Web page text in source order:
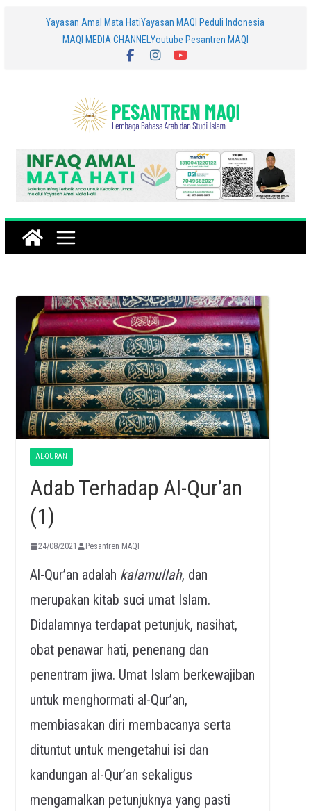
Yayasan Amal Mata HatiYayasan MAQI Peduli Indonesia
MAQI MEDIA CHANNEL Youtube Pesantren MAQI
AL-QURAN
Adab Terhadap Al-Qur’an
(1)
24/08/2021 Pesantren MAQI
Al-Qur’an adalah kalamullah, dan
merupakan kitab suci umat Islam.
Didalamnya terdapat petunjuk, nasihat,
obat penawar hati, penenang dan
penentram jiwa. Umat Islam berkewajiban
untuk menghormati al-Qur’an,
membiasakan diri membacanya serta
dituntut untuk mengetahui isi dan
kandungan al-Qur’an sekaligus
mengamalkan petunjuknya yang pasti